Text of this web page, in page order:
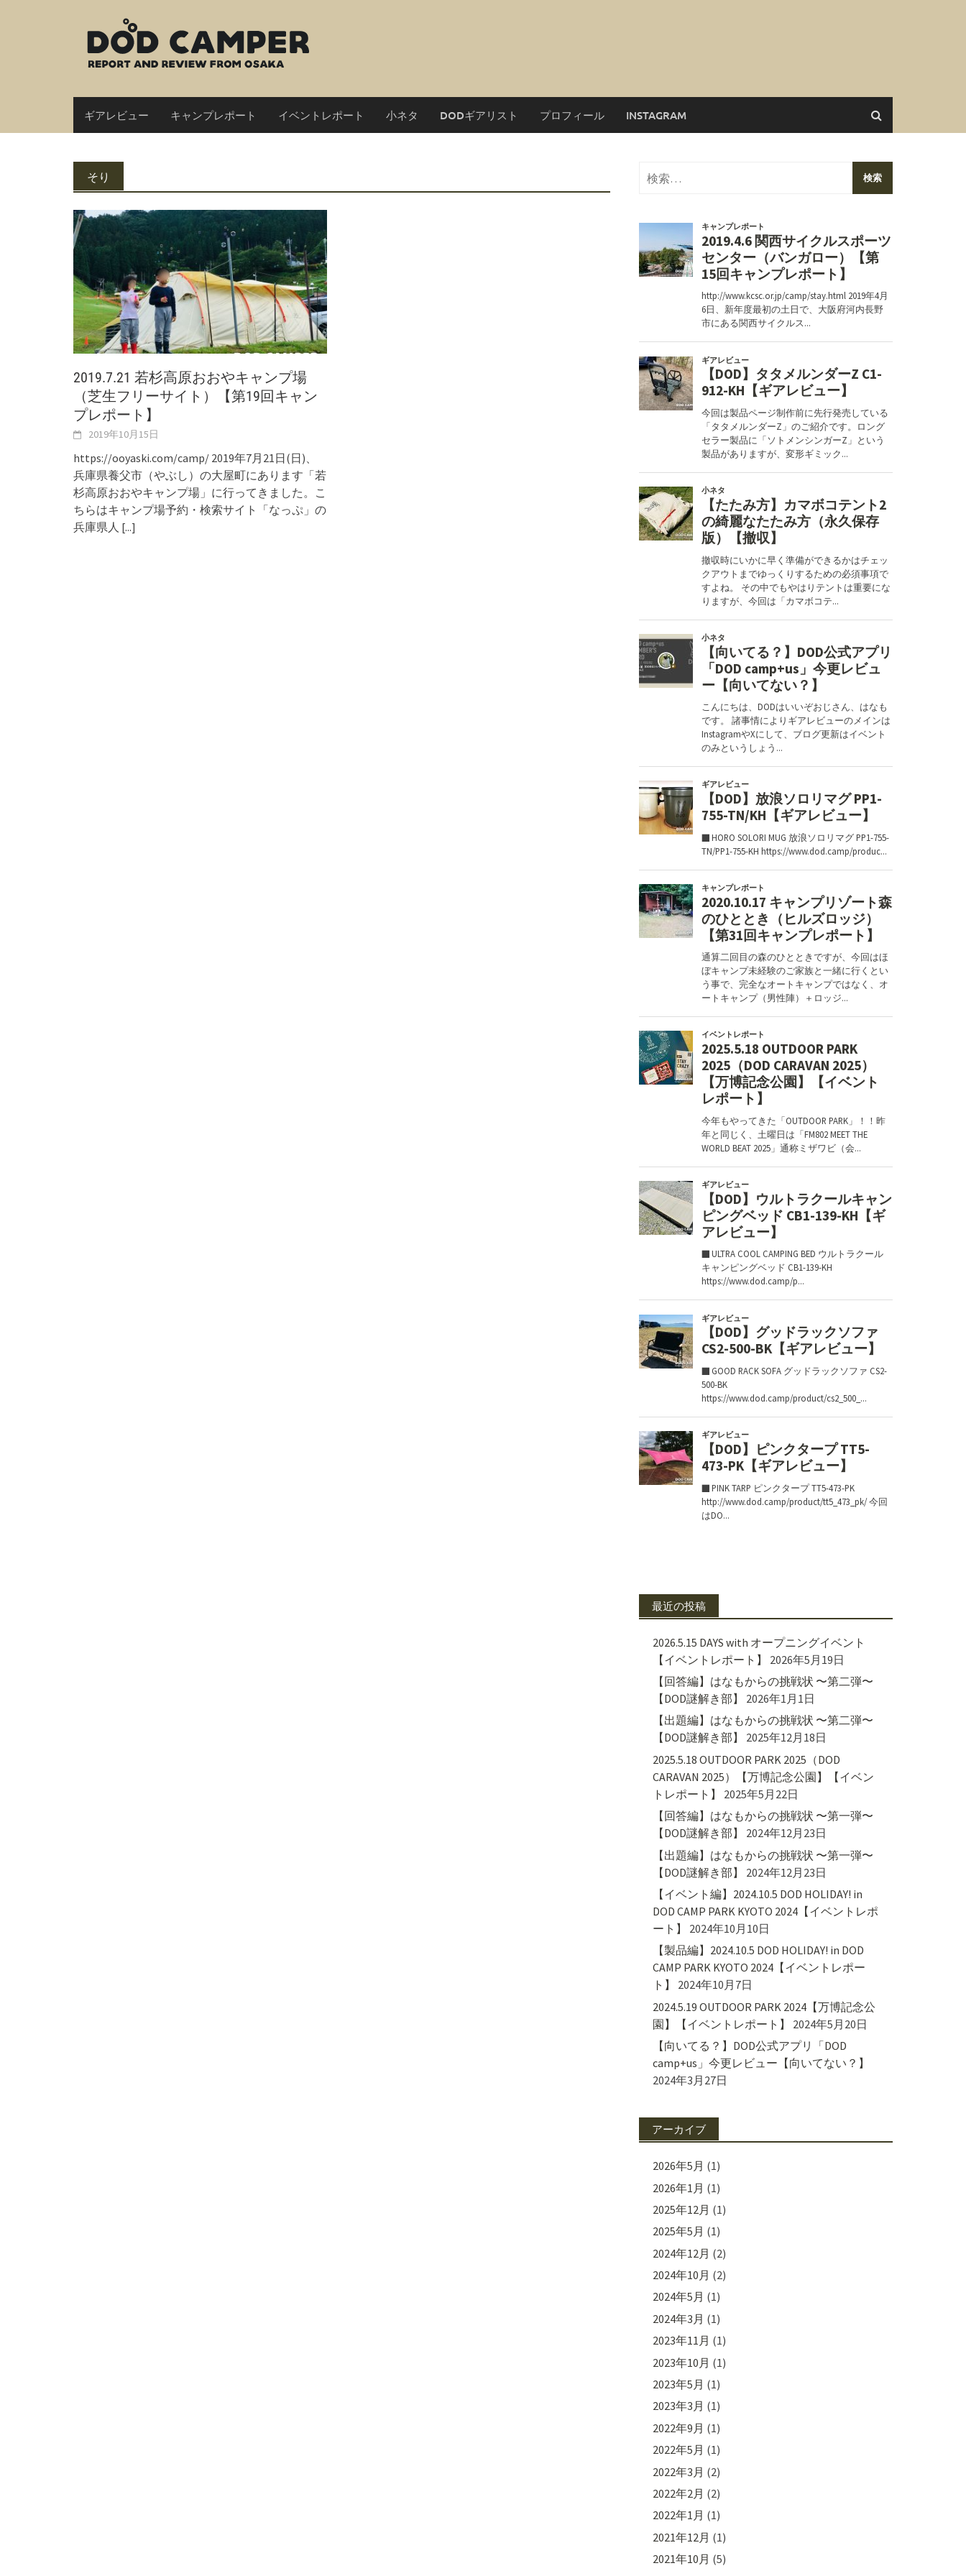
ギアレビュー キャンプレポート イベントレポート 小ネタ DODギアリスト プロフィール INSTAGRAM
そり
2019.7.21 若杉高原おおやキャンプ場
（芝生フリーサイト）【第19回キャン
プレポート】
2019年10月15日
https://ooyaski.com/camp/ 2019年7月21日(日)、
兵庫県養父市（やぶし）の大屋町にあります「若
杉高原おおやキャンプ場」に行ってきました。こ
ちらはキャンプ場予約・検索サイト「なっぷ」の
兵庫県人 [...]
検
索:
最近の投稿
2026.5.15 DAYS with オープニングイベント
【イベントレポート】
2026年5月19日
【回答編】はなもからの挑戦状 〜第二弾〜
【DOD謎解き部】
2026年1月1日
【出題編】はなもからの挑戦状 〜第二弾〜
【DOD謎解き部】
2025年12月18日
2025.5.18 OUTDOOR PARK 2025（DOD
CARAVAN 2025）【万博記念公園】【イベン
トレポート】
2025年5月22日
【回答編】はなもからの挑戦状 〜第一弾〜
【DOD謎解き部】
2024年12月23日
【出題編】はなもからの挑戦状 〜第一弾〜
【DOD謎解き部】
2024年12月23日
【イベント編】2024.10.5 DOD HOLIDAY! in
DOD CAMP PARK KYOTO 2024【イベントレポ
ート】
2024年10月10日
【製品編】2024.10.5 DOD HOLIDAY! in DOD
CAMP PARK KYOTO 2024【イベントレポー
ト】
2024年10月7日
2024.5.19 OUTDOOR PARK 2024【万博記念公
園】【イベントレポート】
2024年5月20日
【向いてる？】DOD公式アプリ「DOD
camp+us」今更レビュー【向いてない？】
2024年3月27日
アーカイブ
2026年5月 (1)
2026年1月 (1)
2025年12月 (1)
2025年5月 (1)
2024年12月 (2)
2024年10月 (2)
2024年5月 (1)
2024年3月 (1)
2023年11月 (1)
2023年10月 (1)
2023年5月 (1)
2023年3月 (1)
2022年9月 (1)
2022年5月 (1)
2022年3月 (2)
2022年2月 (2)
2022年1月 (1)
2021年12月 (1)
2021年10月 (5)